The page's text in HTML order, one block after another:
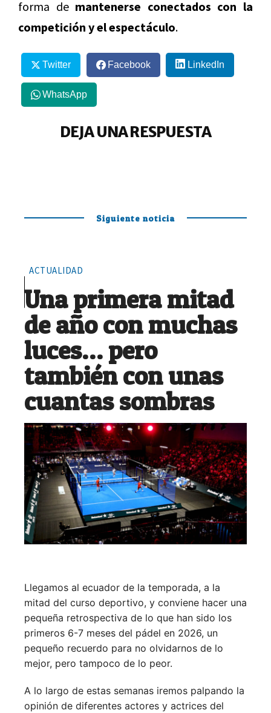
forma demantenerse conectados con la
competición y el espectáculo.
Twitter Facebook LinkedIn
WhatsApp
DEJA UNA RESPUESTA
Siguiente noticia
ACTUALIDAD
Una primera mitad
de año con muchas
luces… pero
también con unas
cuantas sombras
Llegamos al ecuador de la temporada, a la
mitad del curso deportivo, y conviene hacer una
pequeña retrospectiva de lo que han sido los
primeros 6-7 meses del pádel en 2026, un
pequeño recuerdo para no olvidarnos de lo
mejor, pero tampoco de lo peor.
A lo largo de estas semanas iremos palpando la
opinión de diferentes actores y actrices del